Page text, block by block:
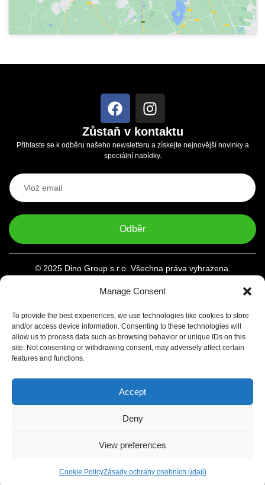
Manage Consent
To provide the best experiences, we use technologies like cookies to store
and/or access device information. Consenting to these technologies will
allow us to process data such as browsing behavior or unique IDs on this
site. Not consenting or withdrawing consent, may adversely affect certain
features and functions.
Accept
Deny
View preferences
Cookie PolicyZásady ochrany osobních údajů
Zůstaň v kontaktu
Přihlaste se k odběru našeho newsletteru a získejte nejnovější novinky a
speciální nabídky.
Odběr
© 2025 Dino Group s.r.o. Všechna práva vyhrazena.